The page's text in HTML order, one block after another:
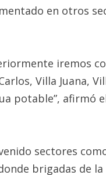
en otros
iremos
Villa Juana,
potable”, afirmó
sectores
brigadas de